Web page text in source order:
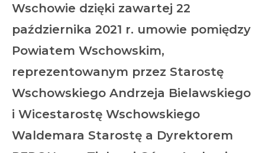
Wschowie dzięki zawartej 22
października 2021 r. umowie pomiędzy
Powiatem Wschowskim,
reprezentowanym przez Starostę
Wschowskiego Andrzeja Bielawskiego
i Wicestarostę Wschowskiego
Waldemara Starostę a Dyrektorem